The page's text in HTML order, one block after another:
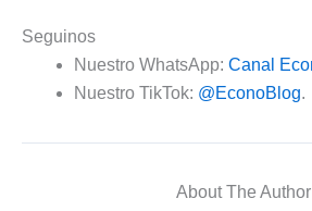
Seguinos
Nuestro WhatsApp: Canal
Nuestro TikTok: @EconoBlog.
About The Author